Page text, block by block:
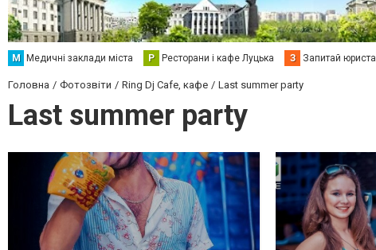
М Медичні заклади міста Р Ресторани і кафе Луцька З Запитай юриста
Головна Фотозвіти Ring Dj Cafe, кафе Last summer party
Last summer party